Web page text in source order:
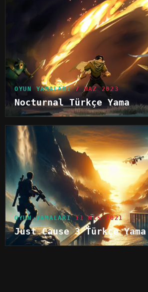
OYUN YAMALARI 7 HAZ 2023
Nocturnal Türkçe Yama
OYUN YAMALARI 11 NIS 2021
Just Cause 3 Türkçe Yama